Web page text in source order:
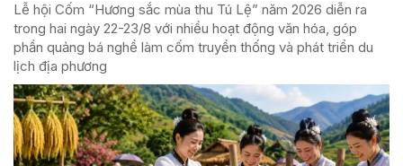
Lễ hội Cốm “Hương sắc mùa thu Tú Lệ” năm 2026 diễn ra
trong hai ngày 22-23/8 với nhiều hoạt động văn hóa, góp
phần quảng bá nghề làm cốm truyền thống và phát triển du
lịch địa phương